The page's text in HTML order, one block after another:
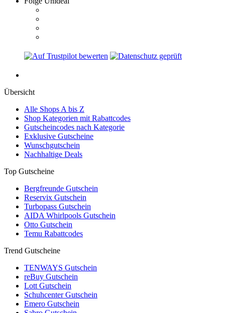
Übersicht
Alle Shops A bis Z
Shop Kategorien mit Rabattcodes
Gutscheincodes nach Kategorie
Exklusive Gutscheine
Wunschgutschein
Nachhaltige Deals
Top Gutscheine
Bergfreunde Gutschein
Reservix Gutschein
Turbopass Gutschein
AIDA Whirlpools Gutschein
Otto Gutschein
Temu Rabattcodes
Trend Gutscheine
TENWAYS Gutschein
reBuy Gutschein
Lott Gutschein
Schuhcenter Gutschein
Emero Gutschein